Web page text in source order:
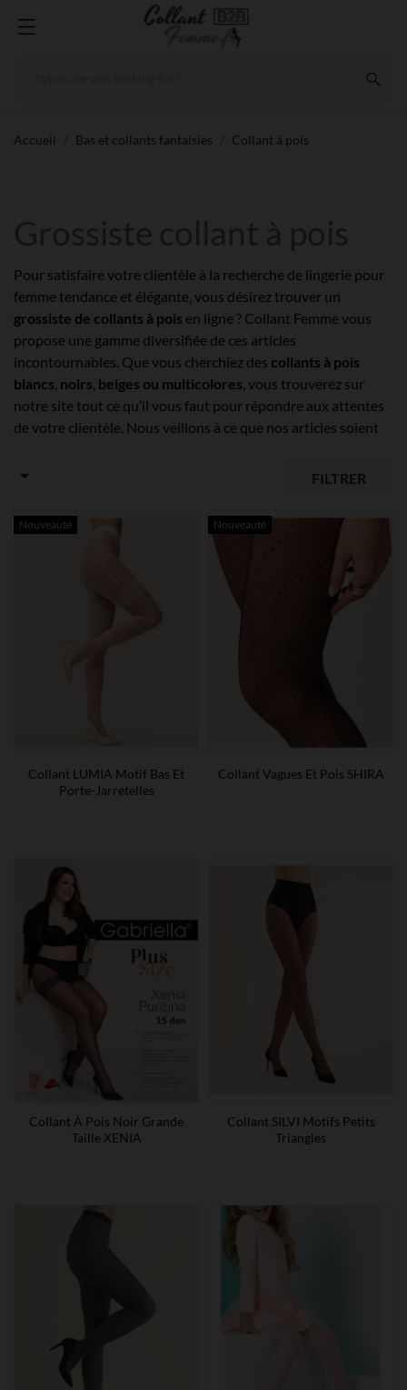
Accueil Bas et collants fantaisies Collant à pois
Pour satisfaire votre clientèle à la recherche de lingerie pour
femme tendance et élégante, vous désirez trouver un
grossiste de collants à pois en ligne ? Collant Femme vous
propose une gamme diversifiée de ces articles
incontournables. Que vous cherchiez des collants à pois
blancs, noirs, beiges ou multicolores, vous trouverez sur
notre site tout ce qu’il vous faut pour répondre aux attentes
de votre clientèle. Nous veillons à ce que nos articles soient
garantir un confort optimal
. Nos collants à pois pour filles ou
dans une variété de tailles pour que chaque cliente puisse
trouver le produit parfait.
 FILTRER
Collant LUMIA Motif Bas Et
Porte-Jarretelles
Nouveauté
Collant Vagues Et Pois SHIRA
Nouveauté
Collant À Pois Noir Grande
Taille XENIA
Collant SILVI Motifs Petits
Triangles